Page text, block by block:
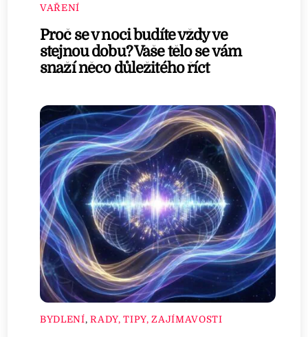
VAŘENÍ
Proč se v noci budíte vždy ve
stejnou dobu? Vaše tělo se vám
snaží něco důležitého říct
BYDLENÍ,RADY, TIPY, ZAJÍMAVOSTI